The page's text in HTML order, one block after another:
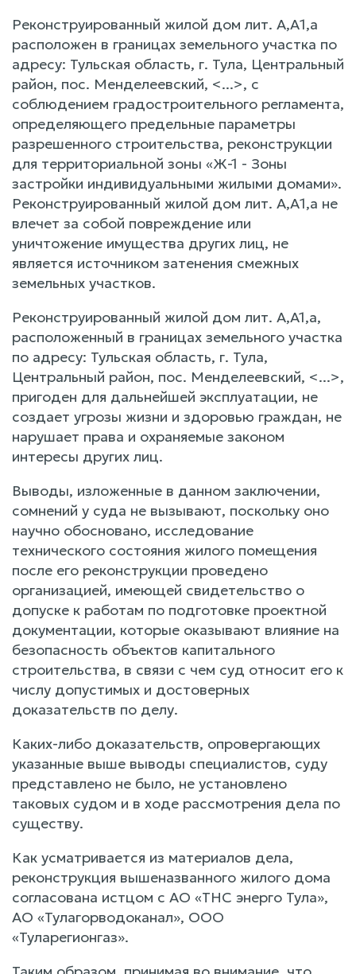
Реконструированный жилой дом лит. А,А1,а
расположен в границах земельного участка по
адресу: Тульская область, г. Тула, Центральный
район, пос. Менделеевский, <...>, с
соблюдением градостроительного регламента,
определяющего предельные параметры
разрешенного строительства, реконструкции
для территориальной зоны «Ж-1 - Зоны
застройки индивидуальными жилыми домами».
Реконструированный жилой дом лит. А,А1,а не
влечет за собой повреждение или
уничтожение имущества других лиц, не
является источником затенения смежных
земельных участков.
Реконструированный жилой дом лит. A,A1,а,
расположенный в границах земельного участка
по адресу: Тульская область, г. Тула,
Центральный район, пос. Менделеевский, <...>,
пригоден для дальнейшей эксплуатации, не
создает угрозы жизни и здоровью граждан, не
нарушает права и охраняемые законом
интересы других лиц.
Выводы, изложенные в данном заключении,
сомнений у суда не вызывают, поскольку оно
научно обосновано, исследование
технического состояния жилого помещения
после его реконструкции проведено
организацией, имеющей свидетельство о
допуске к работам по подготовке проектной
документации, которые оказывают влияние на
безопасность объектов капитального
строительства, в связи с чем суд относит его к
числу допустимых и достоверных
доказательств по делу.
Каких-либо доказательств, опровергающих
указанные выше выводы специалистов, суду
представлено не было, не установлено
таковых судом и в ходе рассмотрения дела по
существу.
Как усматривается из материалов дела,
реконструкция вышеназванного жилого дома
согласована истцом с АО «ТНС энерго Тула»,
АО «Тулагорводоканал», ООО
«Туларегионгаз».